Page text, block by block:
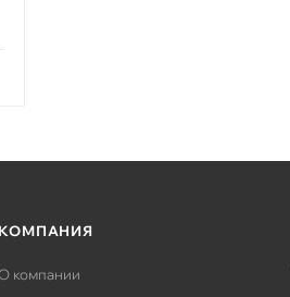
КОМПАНИЯ
компании